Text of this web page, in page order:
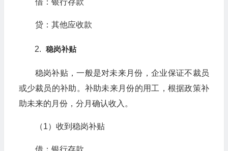
借：银行存款
贷：其他应收款
稳岗补贴
稳岗补贴，一般是对未来月份，企业保证不裁员
或少裁员的补助。补助未来月份的用工，根据政策补
助未来的月份，分月确认收入。
（1）收到稳岗补贴
借：银行存款